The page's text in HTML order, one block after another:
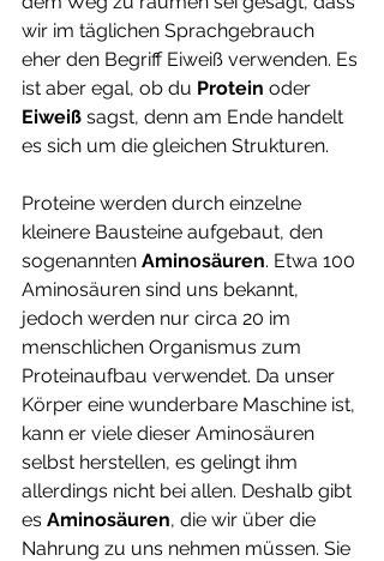
wir im täglichen Sprachgebrauch
eher den Begriff Eiweiß verwenden. Es
ist aber egal, ob du Protein oder
Eiweiß sagst, denn am Ende handelt
es sich um die gleichen Strukturen.
Proteine werden durch einzelne
kleinere Bausteine aufgebaut, den
sogenannten Aminosäuren. Etwa 100
Aminosäuren sind uns bekannt,
jedoch werden nur circa 20 im
menschlichen Organismus zum
Proteinaufbau verwendet. Da unser
Körper eine wunderbare Maschine ist,
kann er viele dieser Aminosäuren
selbst herstellen, es gelingt ihm
allerdings nicht bei allen. Deshalb gibt
es Aminosäuren, die wir über die
Nahrung zu uns nehmen müssen. Sie